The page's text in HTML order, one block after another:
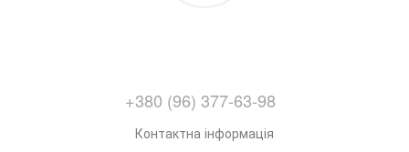
+380 (96) 377-63-98
Контактна інформація